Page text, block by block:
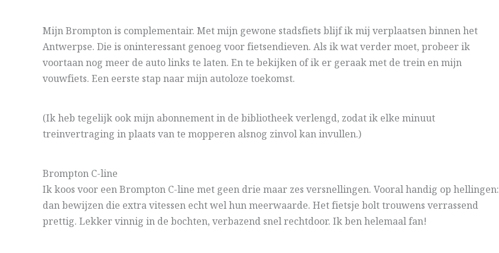
Mijn Brompton is complementair. Met mijn gewone stadsfiets blijf ik mij verplaatsen binnen het
Antwerpse. Die is oninteressant genoeg voor fietsendieven. Als ik wat verder moet, probeer ik
voortaan nog meer de auto links te laten. En te bekijken of ik er geraak met de trein en mijn
vouwfiets. Een eerste stap naar mijn autoloze toekomst.
(Ik heb tegelijk ook mijn abonnement in de bibliotheek verlengd, zodat ik elke minuut
treinvertraging in plaats van te mopperen alsnog zinvol kan invullen.)
Brompton C-line
Ik koos voor een Brompton C-line met geen drie maar zes versnellingen. Vooral handig op hellingen:
dan bewijzen die extra vitessen echt wel hun meerwaarde. Het fietsje bolt trouwens verrassend
prettig. Lekker vinnig in de bochten, verbazend snel rechtdoor. Ik ben helemaal fan!